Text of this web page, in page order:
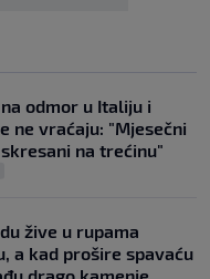
odmor u Italiju i
ne vraćaju: "Mjesečni
na trećinu"
žive u rupama
a kad prošire spavaću